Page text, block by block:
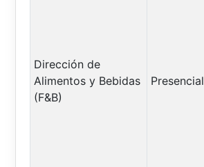
Dirección de
Alimentos y Bebidas
(F&B)
Presencial